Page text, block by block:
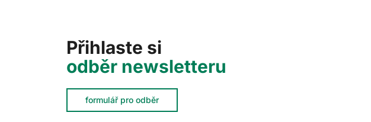
Přihlaste si
odběr newsletteru
formulář pro odběr